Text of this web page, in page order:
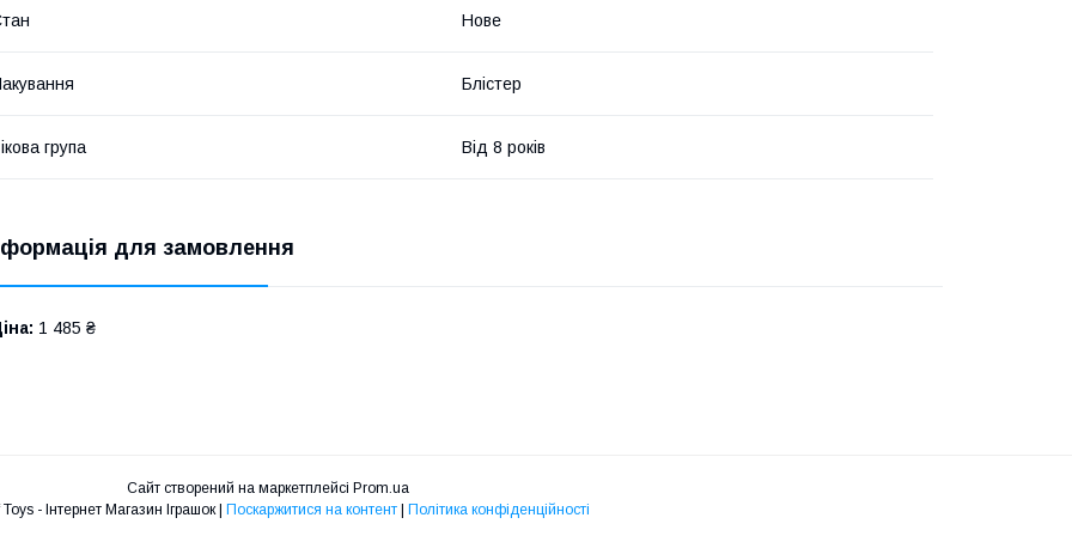
Нове
Блістер
група Від 8 років
для замовлення
1 485 ₴
Сайт створений на маркетплейсі Prom.ua
World of Toys - Інтернет Магазин Іграшок | Поскаржитися на контент | Політика конфіденційності